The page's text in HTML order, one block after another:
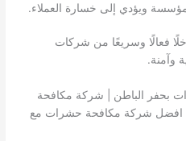
ويؤدي إلى خسارة العملاء.
فعالًا وسريعًا من شركات
وآمنة.
بحفر الباطن | شركة مكافحة
| افضل شركة مكافحة حشرات مع